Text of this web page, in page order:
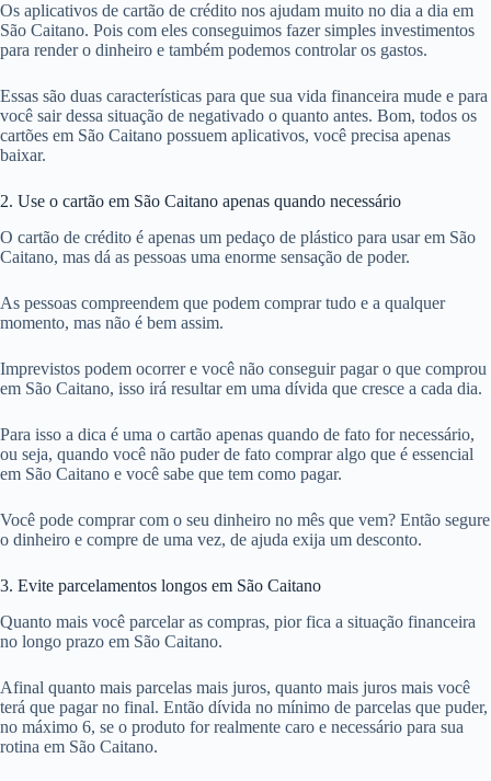
Os aplicativos de cartão de crédito nos ajudam muito no dia a dia em
São Caitano. Pois com eles conseguimos fazer simples investimentos
para render o dinheiro e também podemos controlar os gastos.
Essas são duas características para que sua vida financeira mude e para
você sair dessa situação de negativado o quanto antes. Bom, todos os
cartões em São Caitano possuem aplicativos, você precisa apenas
baixar.
2. Use o cartão em São Caitano apenas quando necessário
O cartão de crédito é apenas um pedaço de plástico para usar em São
Caitano, mas dá as pessoas uma enorme sensação de poder.
As pessoas compreendem que podem comprar tudo e a qualquer
momento, mas não é bem assim.
Imprevistos podem ocorrer e você não conseguir pagar o que comprou
em São Caitano, isso irá resultar em uma dívida que cresce a cada dia.
Para isso a dica é uma o cartão apenas quando de fato for necessário,
ou seja, quando você não puder de fato comprar algo que é essencial
em São Caitano e você sabe que tem como pagar.
Você pode comprar com o seu dinheiro no mês que vem? Então segure
o dinheiro e compre de uma vez, de ajuda exija um desconto.
3. Evite parcelamentos longos em São Caitano
Quanto mais você parcelar as compras, pior fica a situação financeira
no longo prazo em São Caitano.
Afinal quanto mais parcelas mais juros, quanto mais juros mais você
terá que pagar no final. Então dívida no mínimo de parcelas que puder,
no máximo 6, se o produto for realmente caro e necessário para sua
rotina em São Caitano.